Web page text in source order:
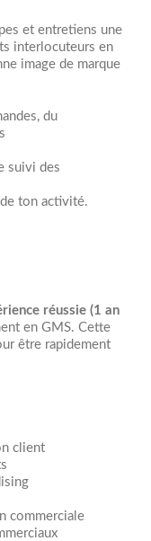
et entretiens une
interlocuteurs en
image de marque
du
suivi des
ton activité.
réussie (1 an
en GMS. Cette
être rapidement
client
commerciale